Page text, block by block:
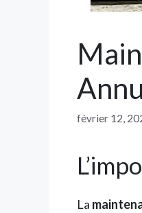
février 12,
La